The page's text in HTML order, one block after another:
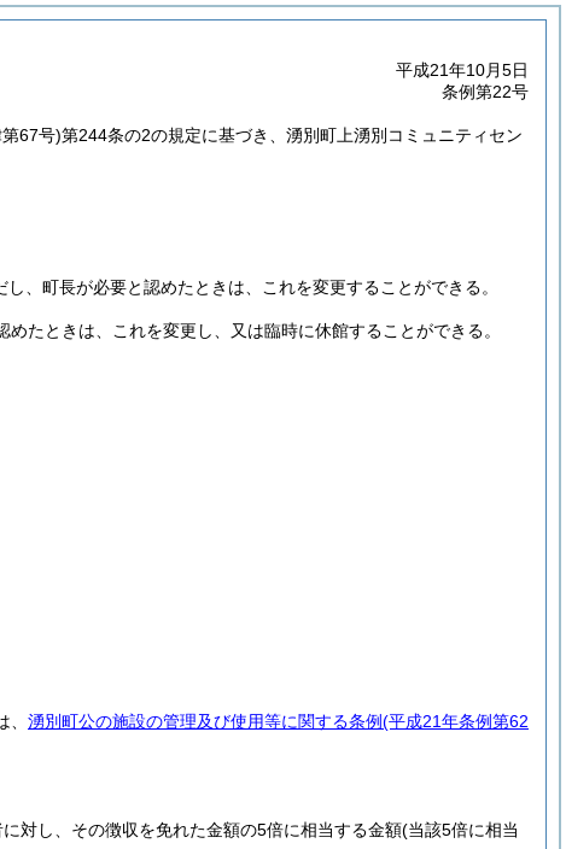
平成21年10月5日
条例第22号
67号)第244条の2の規定に基づき、湧別町上湧別コミュニティセン
し、町長が必要と認めたときは、これを変更することができる。
めたときは、これを変更し、又は臨時に休館することができる。
湧別町公の施設の管理及び使用等に関する条例(平成21年条例第62
対し、その徴収を免れた金額の5倍に相当する金額(当該5倍に相当